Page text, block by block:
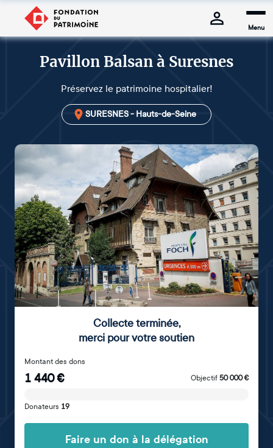
Menu
Pavillon Balsan à Suresnes
Préservez le patrimoine hospitalier!
SURESNES - Hauts-de-Seine
Collecte terminée,
merci pour votre soutien
Montant des dons
1 440€ Objectif 50 000€
Donateurs 19
Faire un don à la délégation